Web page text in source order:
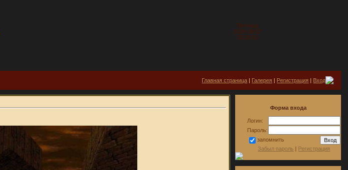
Пятница
2026-08-07
23:20:53
Главная страница | Галерея | Регистрация | Вход
Форма входа
Логин:
Пароль:
запомнить
Забыл пароль | Регистрация